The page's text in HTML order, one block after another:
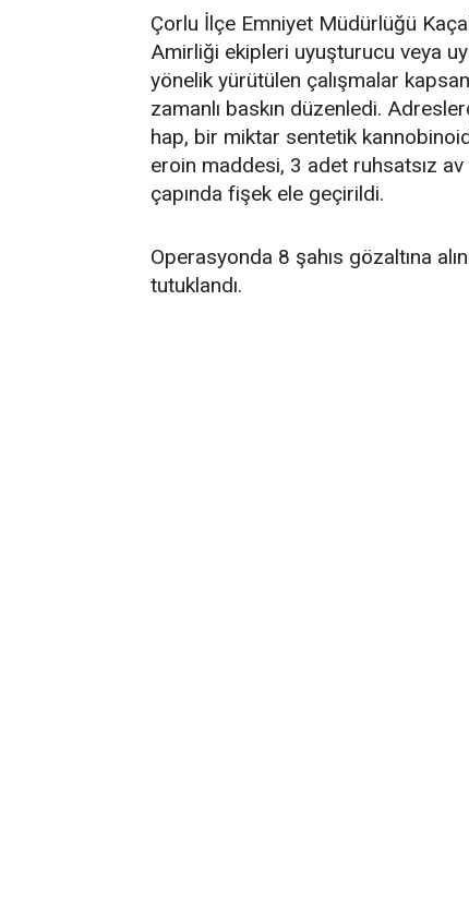
Çorlu İlçe Emniyet Müdürlüğü
Amirliği ekipleri uyuşturucu veya
yönelik yürütülen çalışmalar
zamanlı baskın düzenledi.
hap, bir miktar sentetik
eroin maddesi, 3 adet ruhsatsız
çapında fişek ele geçirildi.
Operasyonda 8 şahıs gözaltına
tutuklandı.